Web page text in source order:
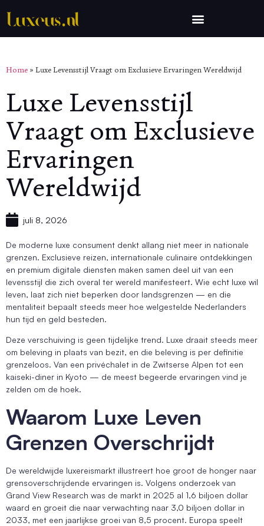
Home » Luxe Levensstijl Vraagt om Exclusieve Ervaringen Wereldwijd
Luxe Levensstijl
Vraagt om Exclusieve
Ervaringen
Wereldwijd
juli 8, 2026
De moderne luxe consument denkt allang niet meer in nationale
grenzen. Exclusieve reizen, internationale culinaire ontdekkingen
en premium digitale diensten maken samen deel uit van een
levensstijl die zich overal ter wereld manifesteert. Wie echt luxe wil
leven, laat zich niet beperken door landsgrenzen — en die
mentaliteit bepaalt steeds meer hoe welgestelde Nederlanders
hun tijd en geld besteden.
Deze verschuiving is geen tijdelijke trend. Luxe draait steeds meer
om beleving in plaats van bezit, en die beleving is per definitie
grenzeloos. Van een privéchalet in de Zwitserse Alpen tot een
kaiseki-diner in Kyoto — de meest begeerde ervaringen vind je
zelden om de hoek.
Waarom Luxe Leven
Grenzen Overschrijdt
De wereldwijde luxereismarkt illustreert hoe groot de honger naar
grensoverschrijdende ervaringen is. Volgens onderzoek van
Grand View Research was de markt in 2025 al 1,6 biljoen dollar
waard en groeit die naar verwachting naar 3,0 biljoen dollar in
2033, met een jaarlijkse groei van 8,5 procent. Europa speelt